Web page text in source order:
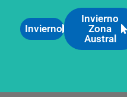
Invierno
Invierno
Zona
Austral